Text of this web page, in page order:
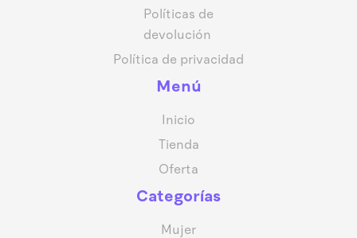
Políticas de
devolución
Política de privacidad
Menú
Inicio
Tienda
Oferta
Categorías
Mujer